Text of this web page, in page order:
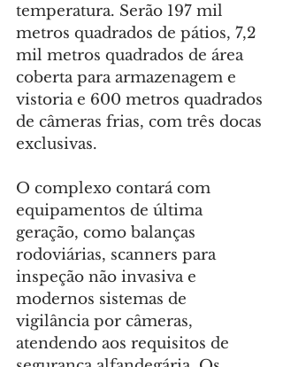
temperatura. Serão 197 mil
metros quadrados de pátios, 7,2
mil metros quadrados de área
coberta para armazenagem e
vistoria e 600 metros quadrados
de câmeras frias, com três docas
exclusivas.
O complexo contará com
equipamentos de última
geração, como balanças
rodoviárias, scanners para
inspeção não invasiva e
modernos sistemas de
vigilância por câmeras,
atendendo aos requisitos de